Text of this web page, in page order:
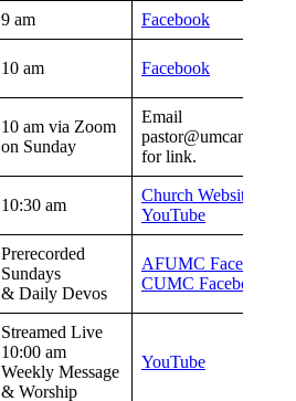
9 am Facebook
10 am Facebook
10 am via Zoom
on Sunday
Email
for link.
10:30 am
Church Website
YouTube
Prerecorded
Sundays
& Daily Devos
AFUMC Facebook
CUMC Facebook
Streamed Live
10:00 am
Weekly Message
& Worship
YouTube